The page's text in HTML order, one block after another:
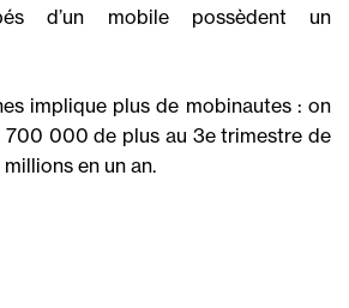
d’un mobile possèdent un
implique plus de mobinautes : on
700 000 de plus au 3e trimestre de
millions en un an.